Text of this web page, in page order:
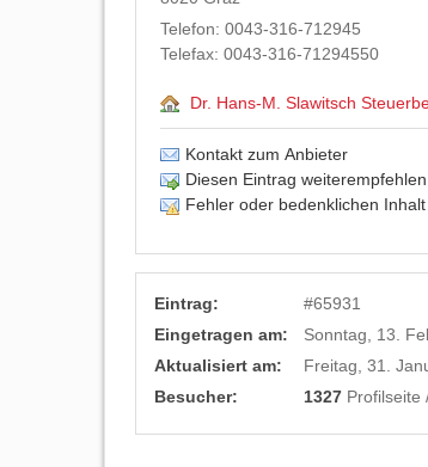
Telefon: 0043-316-712945
Telefax: 0043-316-71294550
Dr. Hans-M. Slawitsch
Kontakt zum Anbieter
Diesen Eintrag weiterempfehlen
Fehler oder bedenklichen
Eintrag: #65931
Eingetragen am:
Sonntag, 13.
Aktualisiert am:
Freitag, 31.
Besucher:
1327 Profilseite